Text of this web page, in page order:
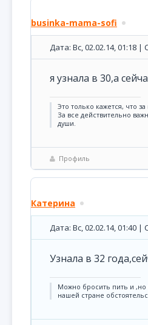
businka-mama-sofi
Дата: Вс, 02.02.14, 01:18
я узнала в 30,а
Это только кажется, что
За все действительно
души.
Профиль
Катерина
Дата: Вс, 02.02.14, 01:40
Узнала в 32
Можно бросить пить и ,но
нашей стране